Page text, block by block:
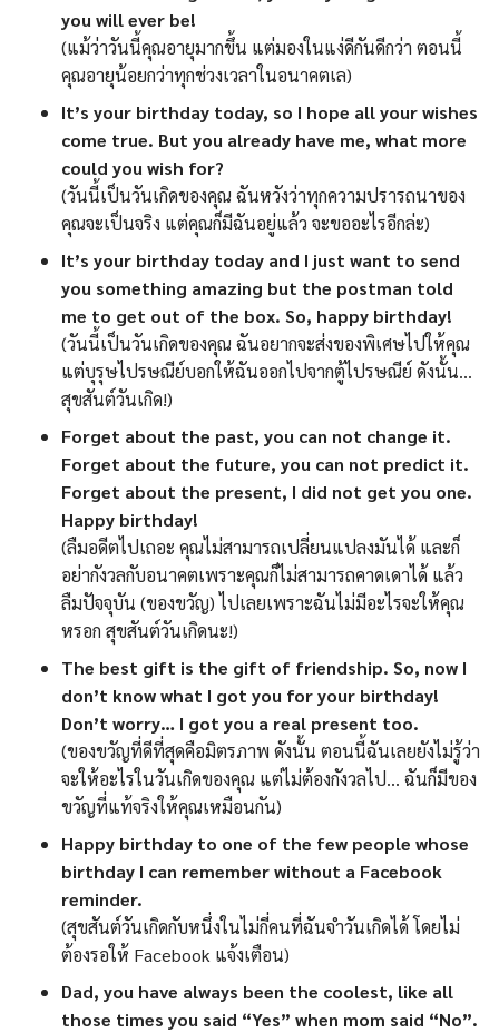
you will ever be!
(แม้ว่าวันนี้คุณอายุมากขึ้น แต่มองในแง่ดีกันดีกว่า ตอนนี้
คุณอายุน้อยกว่าทุกช่วงเวลาในอนาคตเล)
It’s your birthday today, so I hope all your wishes
come true. But you already have me, what more
could you wish for?
(วันนี้เป็นวันเกิดของคุณ ฉันหวังว่าทุกความปรารถนาของ
คุณจะเป็นจริง แต่คุณก็มีฉันอยู่แล้ว จะขออะไรอีกล่ะ)
It’s your birthday today and I just want to send
you something amazing but the postman told
me to get out of the box. So, happy birthday!
(วันนี้เป็นวันเกิดของคุณ ฉันอยากจะส่งของพิเศษไปให้คุณ
แต่บุรุษไปรษณีย์บอกให้ฉันออกไปจากตู้ไปรษณีย์ ดังนั้น…
สุขสันต์วันเกิด!)
Forget about the past, you can not change it.
Forget about the future, you can not predict it.
Forget about the present, I did not get you one.
Happy birthday!
(ลืมอดีตไปเถอะ คุณไม่สามารถเปลี่ยนแปลงมันได้ และก็
อย่ากังวลกับอนาคตเพราะคุณก็ไม่สามารถคาดเดาได้ แล้ว
ลืมปัจจุบัน (ของขวัญ) ไปเลยเพราะฉันไม่มีอะไรจะให้คุณ
หรอก สุขสันต์วันเกิดนะ!)
The best gift is the gift of friendship. So, now I
don’t know what I got you for your birthday!
Don’t worry… I got you a real present too.
(ของขวัญที่ดีที่สุดคือมิตรภาพ ดังนั้น ตอนนี้ฉันเลยยังไม่รู้ว่า
จะให้อะไรในวันเกิดของคุณ แต่ไม่ต้องกังวลไป… ฉันก็มีของ
ขวัญที่แท้จริงให้คุณเหมือนกัน)
Happy birthday to one of the few people whose
birthday I can remember without a Facebook
reminder.
(สุขสันต์วันเกิดกับหนึ่งในไม่กี่คนที่ฉันจำวันเกิดได้ โดยไม่
ต้องรอให้ Facebook แจ้งเตือน)
Dad, you have always been the coolest, like all
those times you said “Yes” when mom said “No”.